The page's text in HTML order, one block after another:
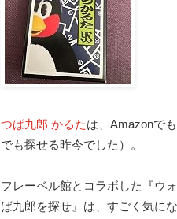
つば九郎 かるたは、Amazonで
でも探せる昨今でした）。
フレーベル館とコラボした『ウ
ば九郎を探せ』は、すごく気に